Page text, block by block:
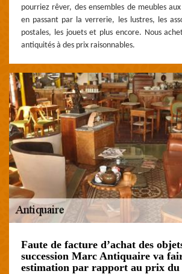
pourriez rêver, des ensembles de meubles
en passant par la verrerie, les lustres, les
postales, les jouets et plus encore. Nous
antiquités à des prix raisonnables.
Faute de facture d’achat des
succession Marc Antiquaire va
estimation par rapport au prix du